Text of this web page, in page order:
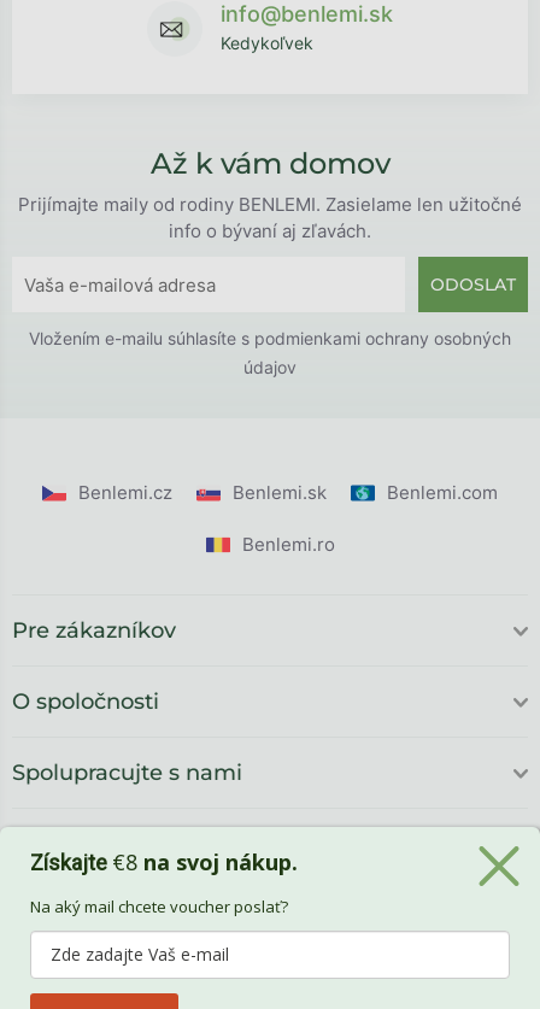
info@benlemi.sk
Kedykoľvek
Až k vám domov
Prijímajte maily od rodiny BENLEMI. Zasielame len užitočné
info o bývaní aj zľavách.
ODOSLAT
Vložením e-mailu súhlasíte s podmienkami ochrany osobných
údajov
Benlemi.cz Benlemi.sk Benlemi.com
Benlemi.ro
Pre zákazníkov
O spoločnosti
Spolupracujte s nami
Získajte €8 na svoj nákup.
Na aký mail chcete voucher poslať?